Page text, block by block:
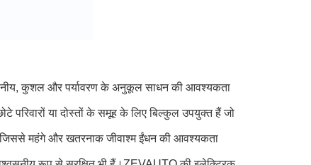
कुशल और पर्यावरण के अनुकूल साधन की आवश्यकता
परिवारों या दोस्तों के समूह के लिए बिल्कुल उपयुक्त हैं जो
महंगे और खतरनाक जीवाश्म ईंधन की आवश्यकता